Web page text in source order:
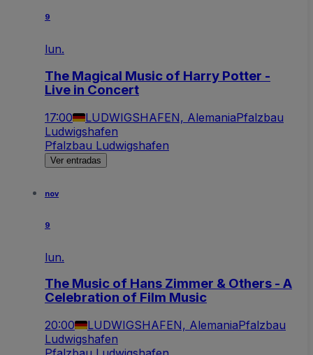
9
lun.
The Magical Music of Harry Potter -
Live in Concert
17:00 LUDWIGSHAFEN, AlemaniaPfalzbau
Ludwigshafen
Pfalzbau Ludwigshafen
Ver entradas
nov
9
lun.
The Music of Hans Zimmer & Others - A
Celebration of Film Music
20:00 LUDWIGSHAFEN, AlemaniaPfalzbau
Ludwigshafen